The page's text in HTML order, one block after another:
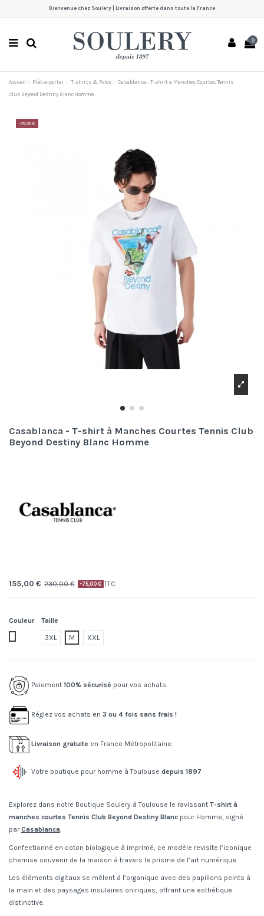
Bienvenue chez Soulery | Livraison offerte dans toute la France
0
Accueil Prêt-à-porter T-shirts & Polos Casablanca - T-shirt à Manches Courtes Tennis
Club Beyond Destiny Blanc Homme
-75,00 €
Casablanca - T-shirt à Manches Courtes Tennis Club
Beyond Destiny Blanc Homme
155,00 € 230,00 € -75,00 € TTC
Couleur
16.tennis club icon beyond destiny
Taille
3XL M XXL
Paiement 100% sécurisé pour vos achats.
Réglez vos achats en 3 ou 4 fois sans frais !
Livraison gratuite en France Métropolitaine.
Votre boutique pour homme à Toulouse depuis 1897
Explorez dans notre Boutique Soulery à Toulouse le ravissant T-shirt à
manches courtes Tennis Club Beyond Destiny Blanc pour Homme, signé
parCasablanca.
Confectionné en coton biologique à imprimé, ce modèle revisite l’iconique
chemise souvenir de la maison à travers le prisme de l’art numérique.
Les éléments digitaux se mêlent à l’organique avec des papillons peints à
la main et des paysages insulaires oniriques, offrant une esthétique
distinctive.